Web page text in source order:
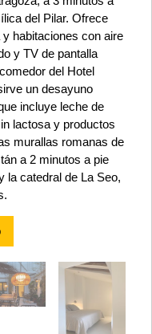
del Pilar. Ofrece
y habitaciones con aire
y TV de pantalla
del Hotel
un desayuno
incluye leche de
lactosa y productos
murallas romanas de
a 2 minutos a pie
la catedral de La Seo,